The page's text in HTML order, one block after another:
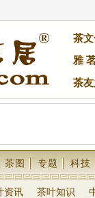
茶文
雅
茶
茶图 专题 科技
资讯 茶叶知识